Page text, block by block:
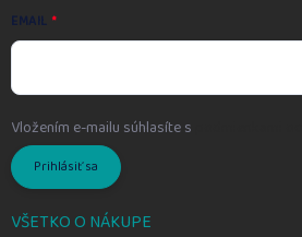
EMAIL
Vložením e-mailu súhlasíte s
Prihlásiť sa
VŠETKO O NÁKUPE